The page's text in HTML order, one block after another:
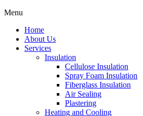
Menu
Home
About Us
Services
Insulation
Cellulose Insulation
Spray Foam Insulation
Fiberglass Insulation
Air Sealing
Plastering
Heating and Cooling